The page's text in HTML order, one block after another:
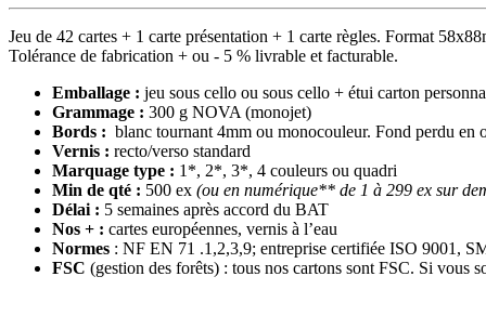
Jeu de 42 cartes + 1 carte présentation + 1 carte règles. Format
Tolérance de fabrication + ou - 5 % livrable et facturable.
Emballage : jeu sous cello ou sous cello + étui carton
Grammage : 300 g NOVA (monojet)
Bords : blanc tournant 4mm ou monocouleur. Fond perdu en
Vernis : recto/verso standard
Marquage type : 1*, 2*, 3*, 4 couleurs ou quadri
Min de qté : 500 ex (ou en numérique** de 1 à 299 ex sur
Délai : 5 semaines après accord du BAT
Nos + : cartes européennes, vernis à l’eau
Normes : NF EN 71 .1,2,3,9; entreprise certifiée ISO 9001,
FSC (gestion des forêts) : tous nos cartons sont FSC. Si